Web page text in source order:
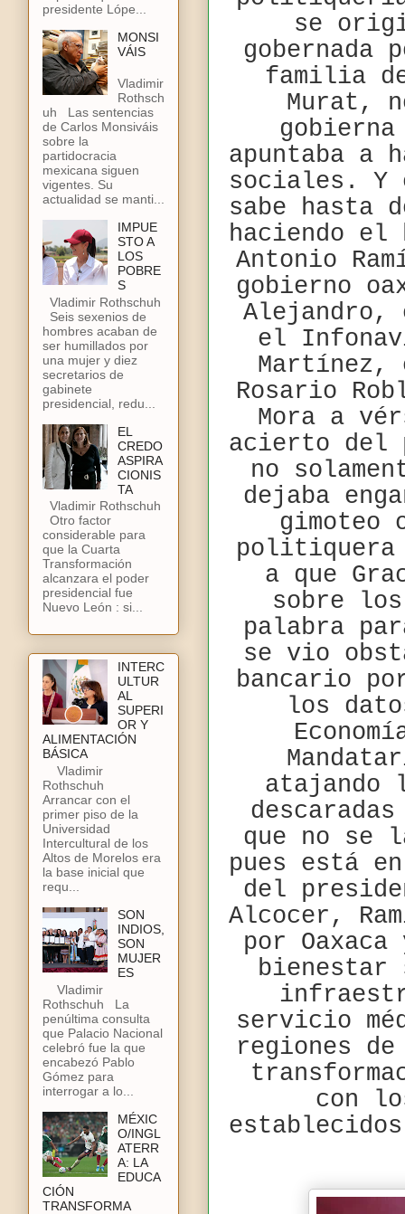
se
familia de
Murat,
apuntaba a
sociales. Y
sabe hasta
haciendo el
Antonio
gobierno
Alejandro,
el
Martínez,
Rosario
Mora a
acierto del
no
dejaba
gimoteo
politiquera
a que
sobre
palabra
se vio
bancario
los
atajando
que no se
pues está
del
Alcocer,
por
bienestar
servicio
regiones
con
presidente Lópe...
MONSI
VÁIS
Vladimir
Rothsch
uh Las sentencias
de Carlos Monsiváis
sobre la
partidocracia
mexicana siguen
vigentes. Su
actualidad se manti...
IMPUE
STO A
LOS
POBRE
S
Vladimir Rothschuh
Seis sexenios de
hombres acaban de
ser humillados por
una mujer y diez
secretarios de
gabinete
presidencial, redu...
EL
CREDO
ASPIRA
CIONIS
TA
Vladimir Rothschuh
Otro factor
considerable para
que la Cuarta
Transformación
alcanzara el poder
presidencial fue
Nuevo León : si...
INTERC
ULTUR
AL
SUPERI
OR Y
ALIMENTACIÓN
BÁSICA
Vladimir
Rothschuh
Arrancar con el
primer piso de la
Universidad
Intercultural de los
Altos de Morelos era
la base inicial que
requ...
SON
INDIOS,
SON
MUJER
ES
Vladimir
Rothschuh La
penúltima consulta
que Palacio Nacional
celebró fue la que
encabezó Pablo
Gómez para
interrogar a lo...
MÉXIC
O/INGL
ATERR
A: LA
EDUCA
CIÓN
TRANSFORMA